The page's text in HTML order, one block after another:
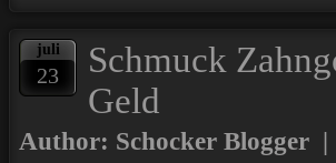
juli
23
Schmuck
Geld
Author: Schocker Blogger